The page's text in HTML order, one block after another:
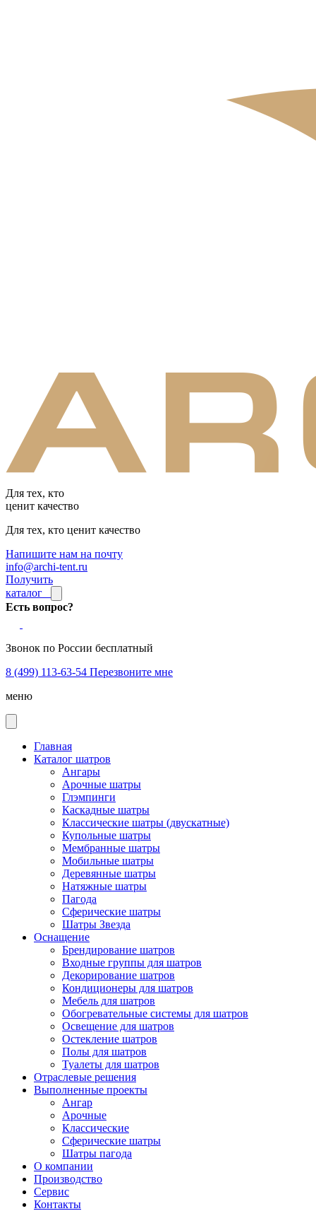
Для тех, кто
ценит качество
Для тех, кто ценит качество
Напишите нам на почту
info@archi-tent.ru
Получить
каталог
Есть вопрос?
Звонок по России бесплатный
8 (499) 113-63-54 Перезвоните мне
меню
Главная
Каталог шатров
Ангары
Арочные шатры
Глэмпинги
Каскадные шатры
Классические шатры (двускатные)
Купольные шатры
Мембранные шатры
Мобильные шатры
Деревянные шатры
Натяжные шатры
Пагода
Сферические шатры
Шатры Звезда
Оснащение
Брендирование шатров
Входные группы для шатров
Декорирование шатров
Кондиционеры для шатров
Мебель для шатров
Обогревательные системы для шатров
Освещение для шатров
Остекление шатров
Полы для шатров
Туалеты для шатров
Отраслевые решения
Выполненные проекты
Ангар
Арочные
Классические
Сферические шатры
Шатры пагода
О компании
Производство
Сервис
Контакты